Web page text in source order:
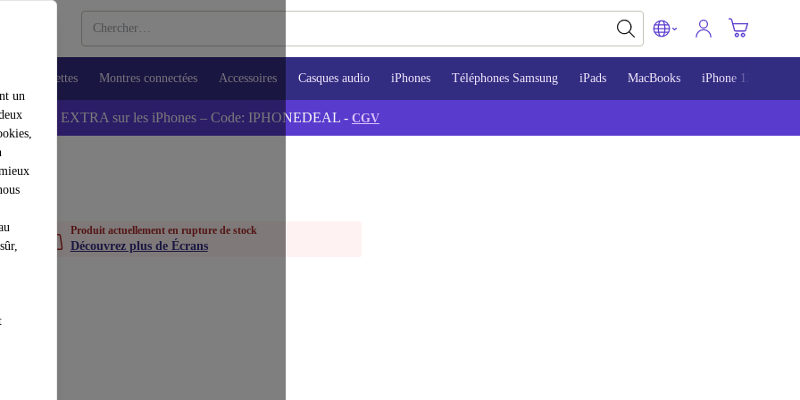
un
Tablettes Montres connectées Accessoires Casques audio iPhones Téléphones Samsung iPads MacBooks iPhone 13
💰-5% EXTRA sur les iPhones – Code: IPHONEDEAL - CGV
Produit actuellement en rupture de stock
Découvrez plus de Écrans